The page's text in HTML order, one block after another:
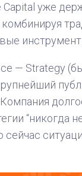
Capital уже
— Strategy
“никогда
сейчас